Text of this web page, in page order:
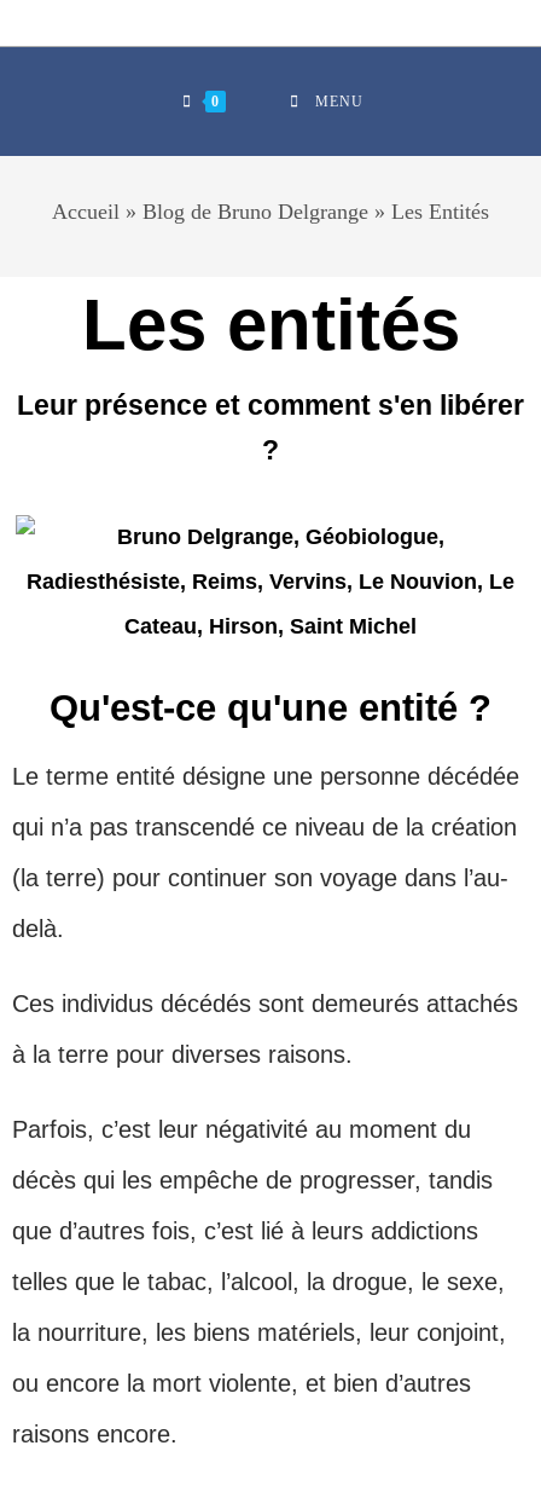
0 MENU
Accueil » Blog de Bruno Delgrange » Les Entités
Les entités
Leur présence et comment s'en libérer
?
Qu'est-ce qu'une entité ?
Le terme entité désigne une personne décédée
qui n’a pas transcendé ce niveau de la création
(la terre) pour continuer son voyage dans l’au-
delà.
Ces individus décédés sont demeurés attachés
à la terre pour diverses raisons.
Parfois, c’est leur négativité au moment du
décès qui les empêche de progresser, tandis
que d’autres fois, c’est lié à leurs addictions
telles que le tabac, l’alcool, la drogue, le sexe,
la nourriture, les biens matériels, leur conjoint,
ou encore la mort violente, et bien d’autres
raisons encore.